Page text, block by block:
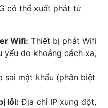
có thể xuất phát từ
Wifi: Thiết bị phát Wifi
yếu do khoảng cách xa,
sai mật khẩu (phân biệt
lỗi: Địa chỉ IP xung đột,